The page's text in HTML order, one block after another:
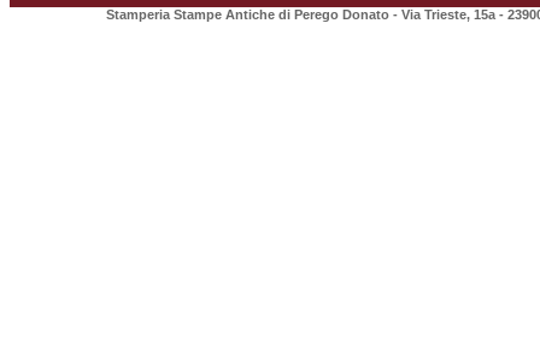
Stamperia Stampe Antiche di Perego Donato - Via Trieste, 15a -